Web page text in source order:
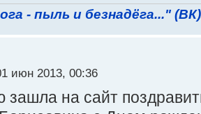
- пыль и безнадёга..." (ВК)
июн 2013, 00:36
зашла на сайт